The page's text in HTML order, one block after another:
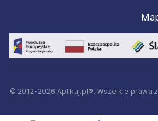
© 2012-2026 Aplikuj.pl®. Wszelkie prawa